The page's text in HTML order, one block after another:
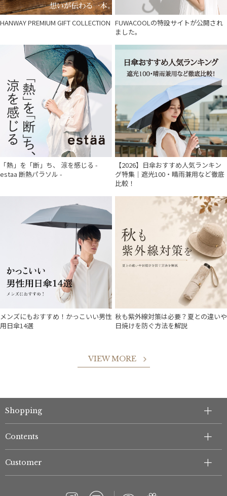
件
HANWAY PREMIUM GIFT COLLECTION FUWACOOLの特設サイトが公開され
ました。
「熱」を「断」ち、 涼を感じる -
estaa 断熱パラソル -
【2026】日傘おすすめ人気ランキン
グ特集｜遮光100・晴雨兼用など徹底
比較！
メンズにもおすすめ！かっこいい男性
用日傘14選
秋も紫外線対策は必要？夏との違いや
日焼けを防ぐ方法を解説
VIEW MORE
Shopping
Contents
Customer